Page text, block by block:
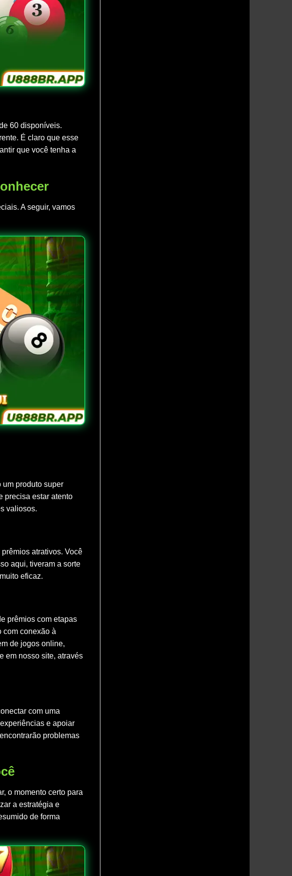
60 disponíveis.
É claro que esse
que você tenha a
A seguir, vamos
um produto super
precisa estar atento
valiosos.
atrativos. Você
aqui, tiveram a sorte
eficaz.
prêmios com etapas
com conexão à
de jogos online,
em nosso site, através
com uma
e apoiar
problemas
o momento certo para
a estratégia e
de forma